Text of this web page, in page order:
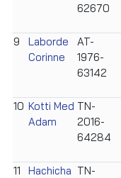
62670
9
Laborde
Corinne
AT-
1976-
63142
10 Kotti Med
Adam
TN-
2016-
64284
11
Hachicha TN-